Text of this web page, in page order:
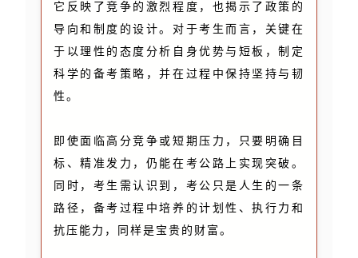
它反映了竞争的激烈程度，也揭示了政策的
导向和制度的设计。对于考生而言，关键在
于以理性的态度分析自身优势与短板，制定
科学的备考策略，并在过程中保持坚持与韧
性。
即使面临高分竞争或短期压力，只要明确目
标、精准发力，仍能在考公路上实现突破。
同时，考生需认识到，考公只是人生的一条
路径，备考过程中培养的计划性、执行力和
抗压能力，同样是宝贵的财富。